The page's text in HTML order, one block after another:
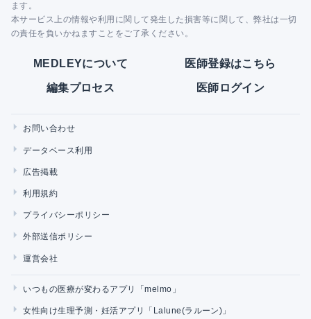
ます。
本サービス上の情報や利用に関して発生した損害等に関して、弊社は一切
の責任を負いかねますことをご了承ください。
MEDLEYについて 医師登録はこちら
編集プロセス 医師ログイン
お問い合わせ
データベース利用
広告掲載
利用規約
プライバシーポリシー
外部送信ポリシー
運営会社
いつもの医療が変わるアプリ「melmo」
女性向け生理予測・妊活アプリ「Lalune(ラルーン)」